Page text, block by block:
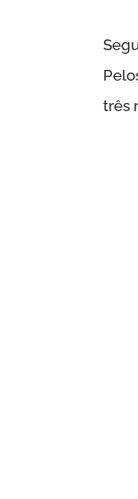
três